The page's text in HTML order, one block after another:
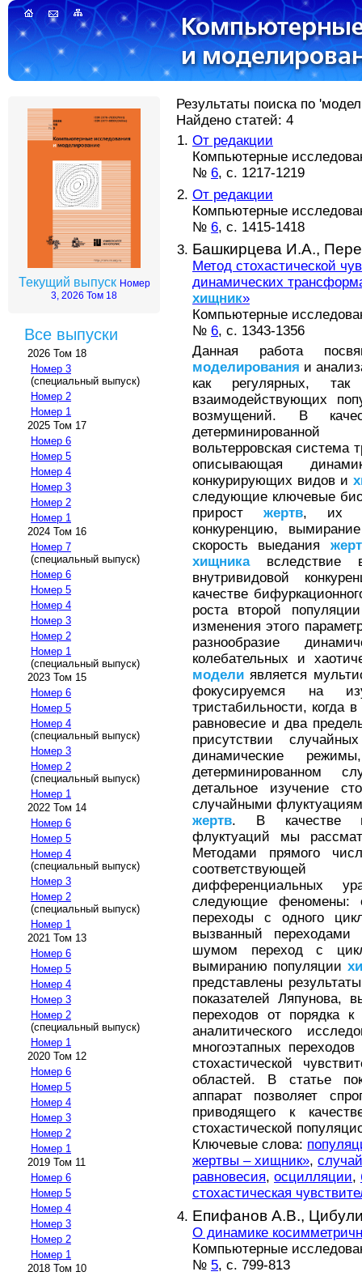
Текущий выпуск Номер
3, 2026 Том 18
Все выпуски
2026 Том 18
Номер 3
(специальный выпуск)
Номер 2
Номер 1
2025 Том 17
Номер 6
Номер 5
Номер 4
Номер 3
Номер 2
Номер 1
2024 Том 16
Номер 7
(специальный выпуск)
Номер 6
Номер 5
Номер 4
Номер 3
Номер 2
Номер 1
(специальный выпуск)
2023 Том 15
Номер 6
Номер 5
Номер 4
(специальный выпуск)
Номер 3
Номер 2
(специальный выпуск)
Номер 1
2022 Том 14
Номер 6
Номер 5
Номер 4
(специальный выпуск)
Номер 3
Номер 2
(специальный выпуск)
Номер 1
2021 Том 13
Номер 6
Номер 5
Номер 4
Номер 3
Номер 2
(специальный выпуск)
Номер 1
2020 Том 12
Номер 6
Номер 5
Номер 4
Номер 3
Номер 2
Номер 1
2019 Том 11
Номер 6
Номер 5
Номер 4
Номер 3
Номер 2
Номер 1
2018 Том 10
Результаты поиска по
Найдено статей: 4
От редакции
Компьютерные
№ 6, с. 1217-1219
От редакции
Компьютерные
№ 6, с. 1415-1418
Башкирцева И.А.,
Метод стохастической
динамических
хищник»
Компьютерные
№ 6, с. 1343-1356
Данная работа
моделирования и
как регулярных,
взаимодействующих
возмущений. В
вольтерровская
описывающая
конкурирующих видов и
следующие ключевые
прирост жертв, их
конкуренцию,
скорость выедания
хищникавследствие
внутривидовой
качестве
роста второй
изменения этого
разнообразие
колебательных и
модели является
фокусируемся на
тристабильности, когда
равновесие и два
присутствии
динамические
детерминированном
детальное изучение
случайными
жертв. В качестве
флуктуаций мы
Методами прямого
соответствующей
дифференциальных
следующие феномены:
переходы с одного
вызванный
шумом переход с
вымиранию популяции
представлены
показателей Ляпунова,
переходов от порядка
аналитического
многоэтапных
стохастической
областей. В статье
аппарат позволяет
приводящего к
стохастической
Ключевые слова:
жертвы – хищник»,
равновесия, осцилляции,
стохастическая
Епифанов А.В.,
О динамике
Компьютерные
№ 5, с. 799-813